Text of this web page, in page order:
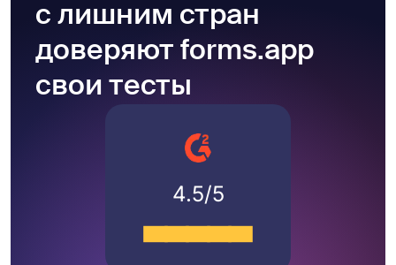
с лишним стран
доверяют forms.app
свои тесты
4.5/5